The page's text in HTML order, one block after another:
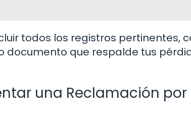
todos los registros pertinentes,
documento que respalde tus
una Reclamación por